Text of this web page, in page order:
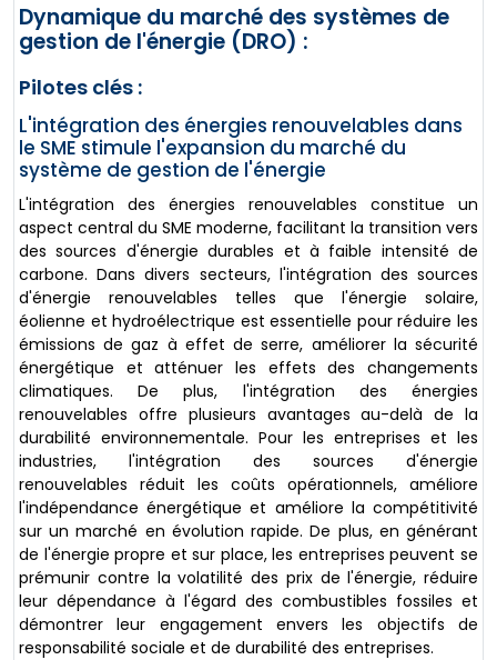
Dynamique du marché des systèmes de
gestion de l'énergie (DRO) :
Pilotes clés :
L'intégration des énergies renouvelables dans
le SME stimule l'expansion du marché du
système de gestion de l'énergie
L'intégration des énergies renouvelables constitue un
aspect central du SME moderne, facilitant la transition vers
des sources d'énergie durables et à faible intensité de
carbone. Dans divers secteurs, l'intégration des sources
d'énergie renouvelables telles que l'énergie solaire,
éolienne et hydroélectrique est essentielle pour réduire les
émissions de gaz à effet de serre, améliorer la sécurité
énergétique et atténuer les effets des changements
climatiques. De plus, l'intégration des énergies
renouvelables offre plusieurs avantages au-delà de la
durabilité environnementale. Pour les entreprises et les
industries, l'intégration des sources d'énergie
renouvelables réduit les coûts opérationnels, améliore
l'indépendance énergétique et améliore la compétitivité
sur un marché en évolution rapide. De plus, en générant
de l'énergie propre et sur place, les entreprises peuvent se
prémunir contre la volatilité des prix de l'énergie, réduire
leur dépendance à l'égard des combustibles fossiles et
démontrer leur engagement envers les objectifs de
responsabilité sociale et de durabilité des entreprises.